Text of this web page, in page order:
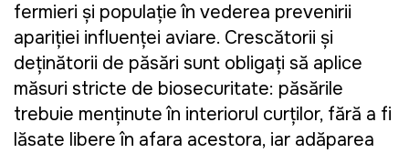
fermieri și populație în vederea prevenirii
apariției influenței aviare. Crescătorii și
deținătorii de păsări sunt obligați să aplice
măsuri stricte de biosecuritate: păsările
trebuie menținute în interiorul curților, fără a fi
lăsate libere în afara acestora, iar adăparea